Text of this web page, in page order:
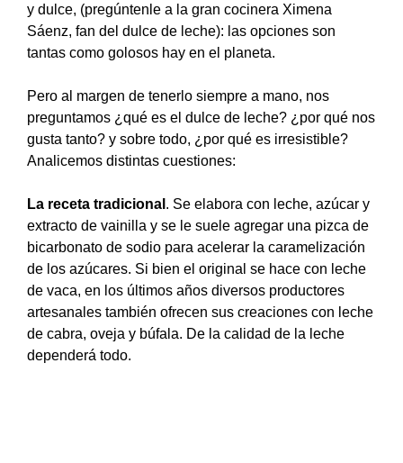
y dulce, (pregúntenle a la gran cocinera Ximena
Sáenz, fan del dulce de leche): las opciones son
tantas como golosos hay en el planeta.
Pero al margen de tenerlo siempre a mano, nos
preguntamos ¿qué es el dulce de leche? ¿por qué nos
gusta tanto? y sobre todo, ¿por qué es irresistible?
Analicemos distintas cuestiones:
La receta tradicional . Se elabora con leche, azúcar y
extracto de vainilla y se le suele agregar una pizca de
bicarbonato de sodio para acelerar la caramelización
de los azúcares. Si bien el original se hace con leche
de vaca, en los últimos años diversos productores
artesanales también ofrecen sus creaciones con leche
de cabra, oveja y búfala. De la calidad de la leche
dependerá todo.